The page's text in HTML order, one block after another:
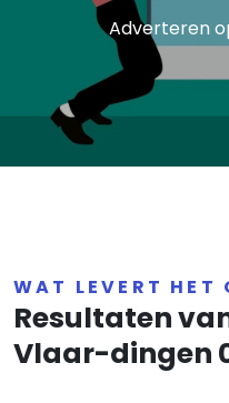
Adverteren
WAT LEVERT HET
Resultaten
Vlaar-dingen